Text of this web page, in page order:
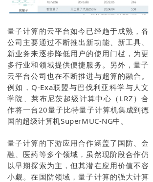
量子计算的云平台如今已经趋于成熟，各
公司主要通过不断推出新功能、新工具、
新业务来逐步降低用户的使用门槛，为更
多行业和领域提供便捷服务。另外，量子
云平台公司也在不断推进与超算的融合。
例如，Q-Exa联盟与巴伐利亚科学与人文
学院、莱布尼茨超级计算中心（LRZ）合
作将一台20量子比特量子计算机集成到德
国的超级计算机SuperMUC-NG中。
量子计算的下游应用合作涵盖了国防、金
融、医药等多个领域，虽然现阶段合作仍
以早期探索为主，但其潜在应用价值不容
小觑。在国防领域，量子计算的强大计算